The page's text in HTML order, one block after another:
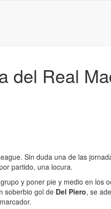
del Real
Sin duda una de las
partido, una locura.
y poner pie y medio en
soberbio gol de Del Piero, se